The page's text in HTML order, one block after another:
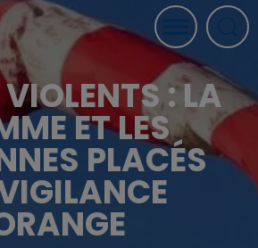
: LA
ET LES
PLACÉS